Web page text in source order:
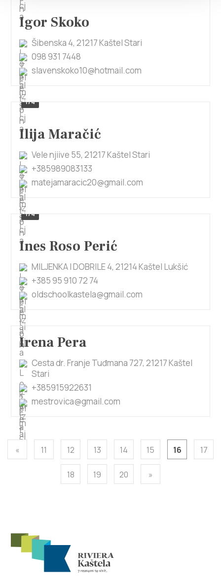
Igor Skoko
Šibenska 4, 21217 Kaštel Stari
098 931 7448
slavenskoko10@hotmail.com
1/4
Ilija Maračić
Vele njiive 55, 21217 Kaštel Stari
+385989083133
matejamaracic20@gmail.com
1/4
Ines Roso Perić
MILJENKA I DOBRILE 4, 21214 Kaštel Lukšić
+385 95 910 72 74
oldschoolkastela@gmail.com
Irena Pera
Cesta dr. Franje Tuđmana 727, 21217 Kaštel
Stari
+385915922631
mestrovica@gmail.com
« 11 12 13 14 15 16 17
18 19 20 »